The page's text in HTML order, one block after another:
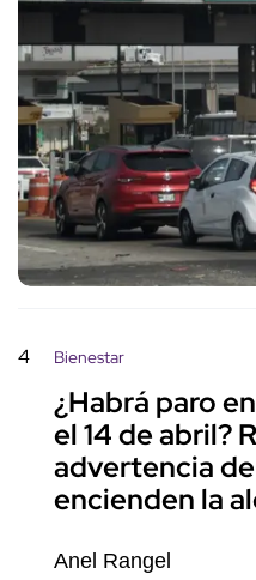
4 Bienestar
¿Habrá paro
el 14 de abril?
advertencia
encienden la
Anel Rangel